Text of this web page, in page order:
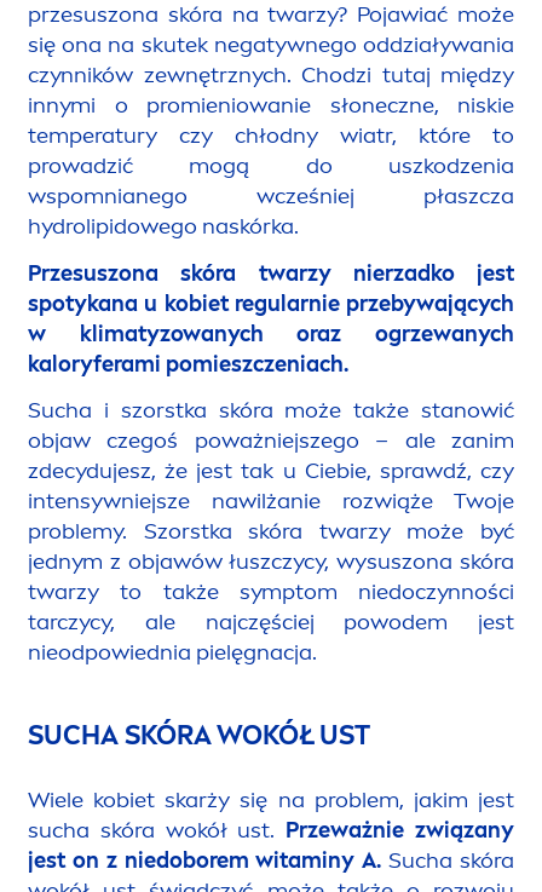
przesuszona skóra na twarzy? Pojawiać może
się ona na skutek negatywnego oddziaływania
czynników zewnętrznych. Chodzi tutaj między
innymi o promieniowanie słoneczne, niskie
temperatury czy chłodny wiatr, które to
prowadzić mogą do uszkodzenia
wspomnianego wcześniej płaszcza
hydrolipidowego naskórka.
Przesuszona skóra twarzy nierzadko jest
spotykana u kobiet regularnie przebywających
w klimatyzowanych oraz ogrzewanych
kaloryferami pomieszczeniach.
Sucha i szorstka skóra może także stanowić
objaw czegoś poważniejszego – ale zanim
zdecydujesz, że jest tak u Ciebie, sprawdź, czy
intensywniejsze nawilżanie rozwiąże Twoje
problemy. Szorstka skóra twarzy może być
jednym z objawów łuszczycy, wysuszona skóra
twarzy to także symptom niedoczynności
tarczycy, ale najczęściej powodem jest
nieodpowiednia pielęgnacja.
SUCHA SKÓRA WOKÓŁ UST
Wiele kobiet skarży się na problem, jakim jest
sucha skóra wokół ust. Przeważnie związany
jest on z niedoborem witaminy A. Sucha skóra